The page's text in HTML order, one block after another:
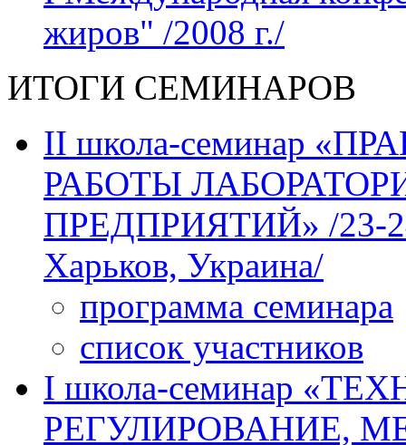
жиров" /2008 г./
ИТОГИ СЕМИНАРОВ
II школа-семинар
РАБОТЫ
ПРЕДПРИЯТИЙ» /23-24
Харьков, Украина/
программа семинара
список участников
І школа-семинар
РЕГУЛИРОВАНИЕ,